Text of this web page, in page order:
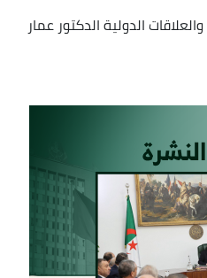
الدولية الدكتور عمار